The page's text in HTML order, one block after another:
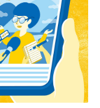
的銀亮體表，與其
深海的神祕寶劍，
的＜閩中海錯